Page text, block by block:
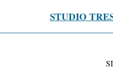
STUDIO